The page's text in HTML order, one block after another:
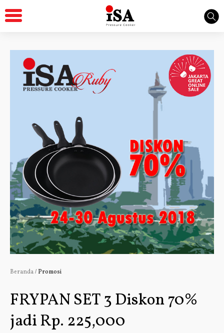
Beranda / Promosi
FRYPAN SET 3 Diskon 70%
jadi Rp. 225,000